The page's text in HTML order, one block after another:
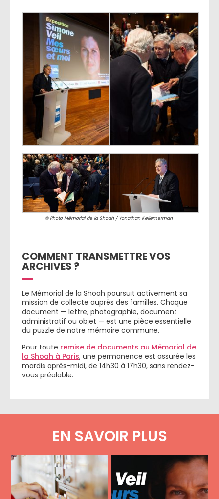
© Photo Mémorial de la Shoah / Yonathan Kellemerman
COMMENT TRANSMETTRE VOS
ARCHIVES ?
Le Mémorial de la Shoah poursuit activement sa
mission de collecte auprès des familles. Chaque
document — lettre, photographie, document
administratif ou objet — est une pièce essentielle
du puzzle de notre mémoire commune.
Pour toute remise de documents au Mémorial de
la Shoah à Paris, une permanence est assurée les
mardis après-midi, de 14h30 à 17h30, sans rendez-
vous préalable.
EN SAVOIR PLUS